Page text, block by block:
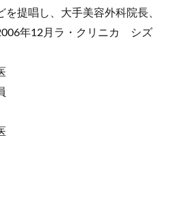
提唱し、大手美容外科院長、
年12月ラ・クリニカ シズ